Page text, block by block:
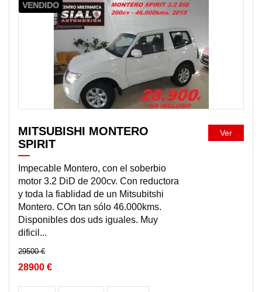
VENDIDO
MITSUBISHI MONTERO
SPIRIT
Impecable Montero, con el soberbio
motor 3.2 DiD de 200cv. Con reductora
y toda la fiablidad de un Mitsubitshi
Montero. COn tan sólo 46.000kms.
Disponibles dos uds iguales. Muy
dificil...
29500 €
28900 €
Ver